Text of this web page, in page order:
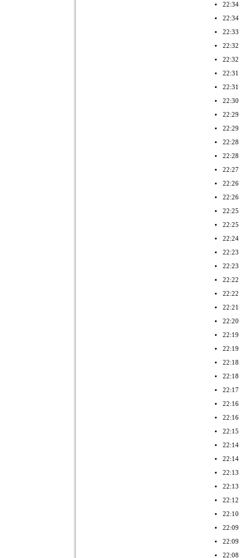
22:34
22:34
22:33
22:32
22:32
22:31
22:31
22:30
22:29
22:29
22:28
22:28
22:27
22:26
22:26
22:25
22:25
22:24
22:23
22:23
22:22
22:22
22:21
22:20
22:19
22:19
22:18
22:18
22:17
22:16
22:16
22:15
22:14
22:14
22:13
22:13
22:12
22:10
22:09
22:09
22:08